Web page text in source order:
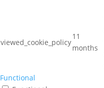
viewed_cookie_policy
11
months
Functional